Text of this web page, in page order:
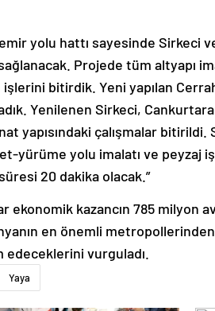
yolu hattı sayesinde Sirkeci
Projede tüm altyapı
bitirdik. Yeni yapılan
Yenilenen Sirkeci,
yapısındaki çalışmalar bitirildi.
yürüme yolu imalatı ve peyzaj
20 dakika olacak.”
ekonomik kazancın 785 milyon
en önemli
edeceklerini vurguladı.
Yaya